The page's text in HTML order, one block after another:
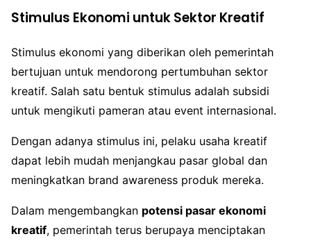
Stimulus Ekonomi untuk Sektor Kreatif
Stimulus ekonomi yang diberikan oleh pemerintah
bertujuan untuk mendorong pertumbuhan sektor
kreatif. Salah satu bentuk stimulus adalah subsidi
untuk mengikuti pameran atau event internasional.
Dengan adanya stimulus ini, pelaku usaha kreatif
dapat lebih mudah menjangkau pasar global dan
meningkatkan brand awareness produk mereka.
Dalam mengembangkan potensi pasar ekonomi
kreatif, pemerintah terus berupaya menciptakan